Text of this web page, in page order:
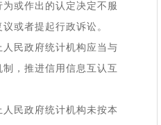
或作出的认定决定不服
或者提起行政诉讼。
民政府统计机构应当与
，推进信用信息互认互
民政府统计机构未按本